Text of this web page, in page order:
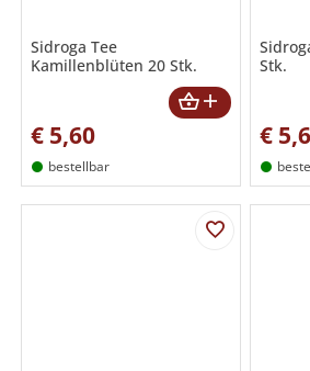
Sidroga Tee
Kamillenblüten 20 Stk.
€ 5,60
bestellbar
Stk.
€